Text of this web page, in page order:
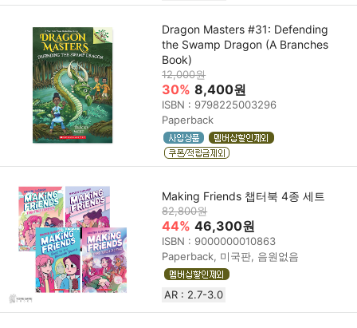
Dragon Masters #31: Defending
the Swamp Dragon (A Branches
Book)
12,000원
30% 8,400원
ISBN : 9798225003296
Paperback
Making Friends 챕터북 4종 세트
82,800원
44% 46,300원
ISBN : 9000000010863
Paperback, 미국판, 음원없음
AR : 2.7-3.0